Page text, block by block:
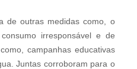
de outras medidas como, o
irresponsável e de
campanhas educativas
Juntas corroboram para o